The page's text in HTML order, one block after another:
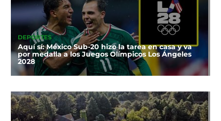
DEPORTES
Aquí sí: México Sub-20 hizo la tarea en casa y va
por medalla a los Juegos Olímpicos Los Ángeles
2028